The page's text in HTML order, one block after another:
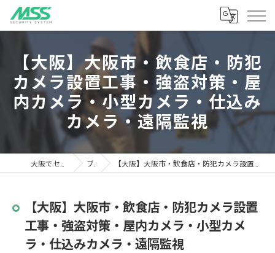
【大阪】大阪市・飲食店・防犯
カメラ設置工事・強盗対策・屋
内カメラ・小型カメラ・仕込み
カメラ・遠隔監視
ブログ 【大阪】大阪市・飲食店・防犯カメラ設置工事・強盗対策・屋内カメラ・小型カメラ・仕込みカメラ・遠隔監視
【大阪】大阪市・飲食店・防犯カメラ設置
工事・強盗対策・屋内カメラ・小型カメ
ラ・仕込みカメラ・遠隔監視